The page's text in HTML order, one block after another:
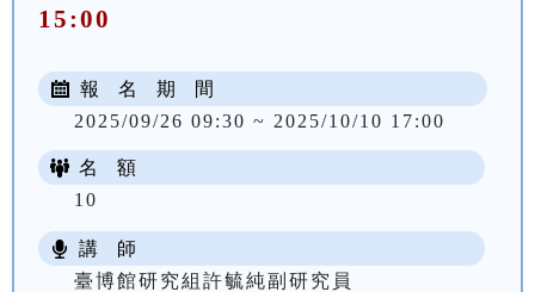
15:00
報 名 期 間
2025/09/26 09:30 ~ 2025/10/10 17:00
名 額
10
講 師
臺博館研究組許毓純副研究員